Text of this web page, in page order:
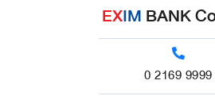
EXIMBANK
0 2169 9999